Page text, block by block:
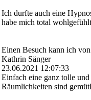
Ich durfte auch eine
habe mich total
Einen Besuch kann ich
Kathrin Sänger
23.06.2021 12:07:33
Einfach eine ganz tolle
Räumlichkeiten sind